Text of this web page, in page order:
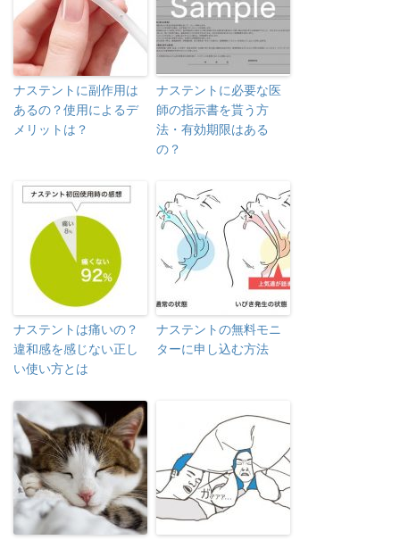
ナステントに副作用は
あるの？使用によるデ
メリットは？
ナステントに必要な医
師の指示書を貰う方
法・有効期限はある
の？
ナステントは痛いの？
違和感を感じない正し
い使い方とは
ナステントの無料モニ
ターに申し込む方法